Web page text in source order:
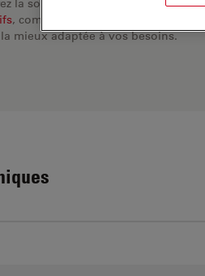
la solution idéale. Explorez notre
, comparez les alternatives et
mieux adaptée à vos besoins.